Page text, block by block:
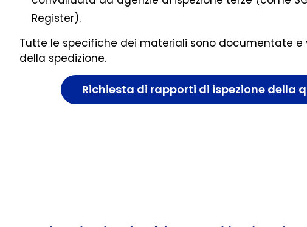
Register).
Tutte le specifiche dei materiali sono documentate
della spedizione.
Richiesta di rapporti di ispezione della